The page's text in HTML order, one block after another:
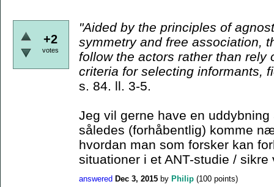
+2
votes
"Aided by the principles of
symmetry and free association,
follow the actors rather than rely
criteria for selecting informants,
s. 84. ll. 3-5.
Jeg vil gerne have en
således (forhåbentlig) komme
hvordan man som forsker kan
situationer i et ANT-studie /
answered Dec 3, 2015 by Philip (100 points)